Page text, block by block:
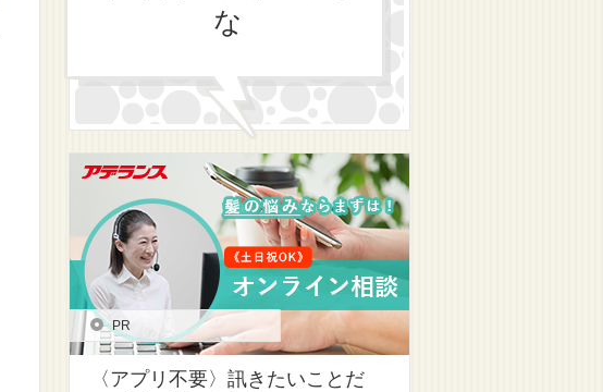
な
PR
〈アプリ不要〉訊きたいことだ